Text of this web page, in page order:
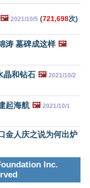
🖼️ 2021/10/5 (721,698次)
涛 墓碑成这样 🖼️
晶和钻石 🖼️ 2021/10/2
起海航 🖼️ 2021/10/1
金人庆之说为何出炉
Inc.